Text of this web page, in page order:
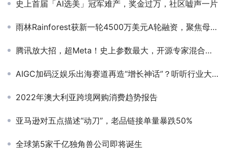
史上首届「AI选美」冠军难产，奖金过万，社区嘘声一片
雨林Rainforest获新一轮4500万美元A轮融资，聚焦母婴家居类目
腾讯放大招，超Meta！史上参数最大，开源专家混合模型
AIGC加码泛娱乐出海赛道再造“增长神话”？听听行业大咖们怎么说
2022年澳大利亚跨境网购消费趋势报告
亚马逊对五点描述“动刀”，老品链接单量暴跌50%
全球第5家千亿独角兽公司即将诞生